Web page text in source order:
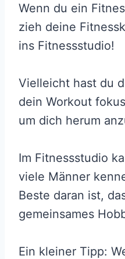
Wenn du ein
zieh deine
ins Fitnessstudio!
Vielleicht hast du
dein Workout
um dich herum
Im Fitnessstudio
viele Männer
Beste daran ist,
gemeinsames
Ein kleiner Tipp: